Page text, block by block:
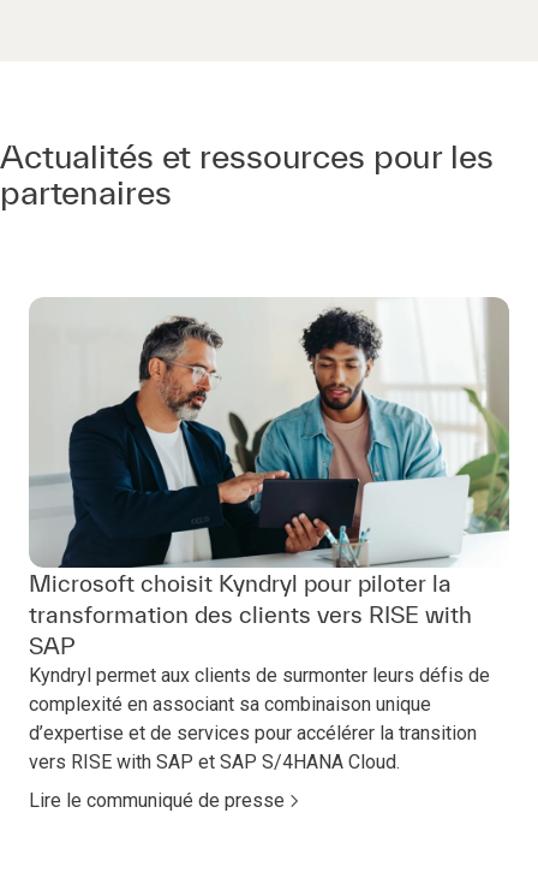
Actualités et ressources pour les
partenaires
Microsoft choisit Kyndryl pour piloter la
transformation des clients vers RISE with
SAP
Kyndryl permet aux clients de surmonter leurs défis de
complexité en associant sa combinaison unique
d’expertise et de services pour accélérer la transition
vers RISE with SAP et SAP S/4HANA Cloud.
Lire le communiqué de presse